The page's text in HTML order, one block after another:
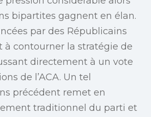
bipartites gagnent en élan.
par des Républicains
à contourner la stratégie de
directement à un vote
de l’ACA. Un tel
précédent remet en
traditionnel du parti et